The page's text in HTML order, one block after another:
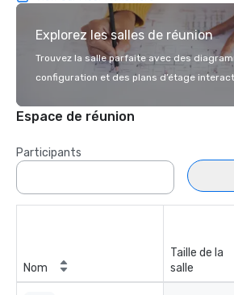
Explorez les salles de réunion
Trouvez la salle parfaite avec des
configuration et des plans d’étage
Espace de réunion
Participants
Nom
Taille de la
salle